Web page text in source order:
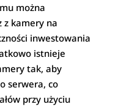
można
z kamery na
inwestowania
istnieje
tak, aby
serwera, co
przy użyciu